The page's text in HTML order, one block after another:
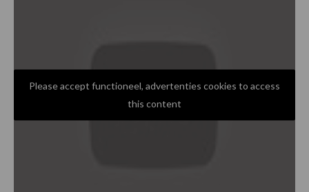
Please accept functioneel, advertenties cookies to access
this content